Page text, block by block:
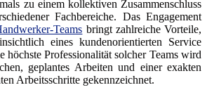
zu einem kollektiven Zusammenschluss
Fachbereiche. Das Engagement
Teams bringt zahlreiche Vorteile,
eines kundenorientierten Service
höchste Professionalität solcher Teams wird
geplantes Arbeiten und einer exakten
Arbeitsschritte gekennzeichnet.